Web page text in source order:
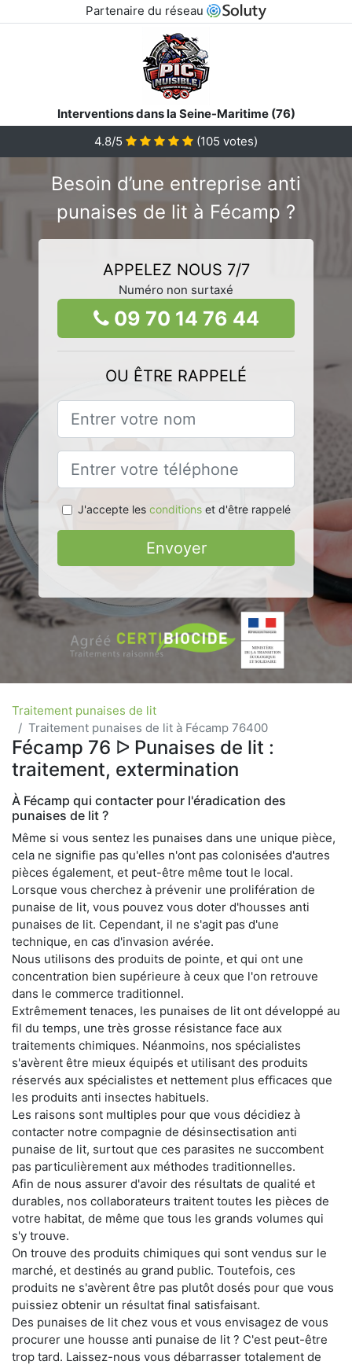
Partenaire du réseau
Interventions dans la Seine-Maritime (76)
4.8/5
(105 votes)
Besoin d’une entreprise anti
punaises de lit à Fécamp ?
APPELEZ NOUS 7/7
Numéro non surtaxé
09 70 14 76 44
OU ÊTRE RAPPELÉ
J'accepte les conditionset d'être rappelé
Envoyer
Traitement punaises de lit
Traitement punaises de lit à Fécamp 76400
Fécamp 76 ᐅ Punaises de lit :
traitement, extermination
À Fécamp qui contacter pour l'éradication des
punaises de lit ?
Même si vous sentez les punaises dans une unique pièce,
cela ne signifie pas qu'elles n'ont pas colonisées d'autres
pièces également, et peut-être même tout le local.
Lorsque vous cherchez à prévenir une prolifération de
punaise de lit, vous pouvez vous doter d'housses anti
punaises de lit. Cependant, il ne s'agit pas d'une
technique, en cas d'invasion avérée.
Nous utilisons des produits de pointe, et qui ont une
concentration bien supérieure à ceux que l'on retrouve
dans le commerce traditionnel.
Extrêmement tenaces, les punaises de lit ont développé au
fil du temps, une très grosse résistance face aux
traitements chimiques. Néanmoins, nos spécialistes
s'avèrent être mieux équipés et utilisant des produits
réservés aux spécialistes et nettement plus efficaces que
les produits anti insectes habituels.
Les raisons sont multiples pour que vous décidiez à
contacter notre compagnie de désinsectisation anti
punaise de lit, surtout que ces parasites ne succombent
pas particulièrement aux méthodes traditionnelles.
Afin de nous assurer d'avoir des résultats de qualité et
durables, nos collaborateurs traitent toutes les pièces de
votre habitat, de même que tous les grands volumes qui
s'y trouve.
On trouve des produits chimiques qui sont vendus sur le
marché, et destinés au grand public. Toutefois, ces
produits ne s'avèrent être pas plutôt dosés pour que vous
puissiez obtenir un résultat final satisfaisant.
Des punaises de lit chez vous et vous envisagez de vous
procurer une housse anti punaise de lit ? C'est peut-être
trop tard. Laissez-nous vous débarrasser totalement de